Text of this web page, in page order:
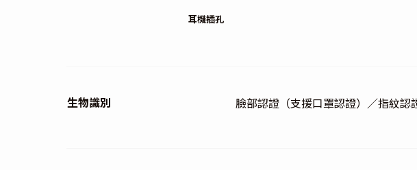
耳機插孔
生物識別 臉部認證（支援口罩認證）／指紋認